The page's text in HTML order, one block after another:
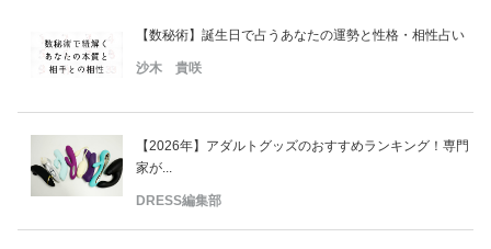
【数秘術】誕生日で占うあなたの運勢と性格・相性占い
沙木 貴咲
【2026年】アダルトグッズのおすすめランキング！専門
家が...
DRESS編集部